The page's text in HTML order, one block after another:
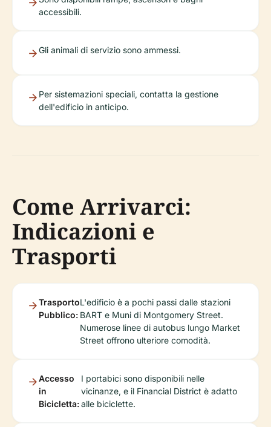
accessibili.
Gli animali di servizio sono ammessi.
Per sistemazioni speciali, contatta la gestione
dell'edificio in anticipo.
Come Arrivarci:
Indicazioni e
Trasporti
Trasporto
Pubblico:
L'edificio è a pochi passi dalle stazioni
BART e Muni di Montgomery Street.
Numerose linee di autobus lungo Market
Street offrono ulteriore comodità.
Accesso
in
Bicicletta:
I portabici sono disponibili nelle
vicinanze, e il Financial District è adatto
alle biciclette.